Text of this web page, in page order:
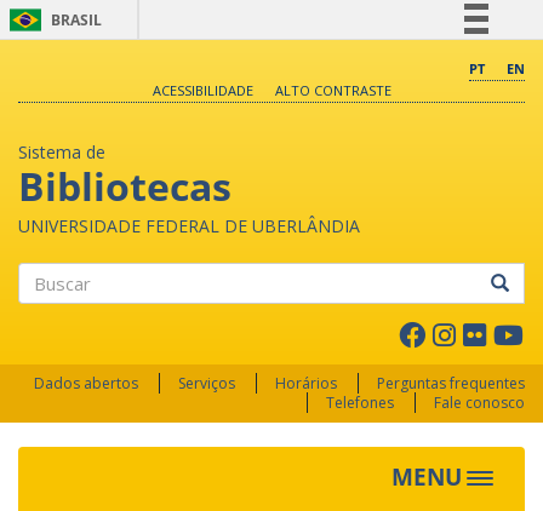
BRASIL
Comunica BR
PT
EN
ACESSIBILIDADE
ALTO CONTRASTE
Sistema de
Bibliotecas
UNIVERSIDADE FEDERAL DE UBERLÂNDIA
Dados abertos Serviços Horários
Perguntas frequentes
Telefones
Fale conosco
MENU Toggle